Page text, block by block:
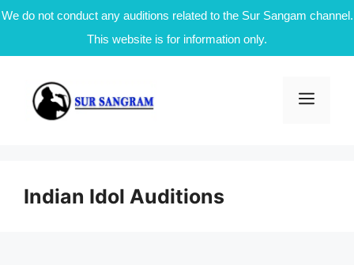
We do not conduct any auditions related to the Sur Sangam channel.
This website is for information only.
content
Indian Idol Auditions